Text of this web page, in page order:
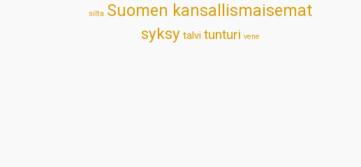
silta Suomen kansallismaisemat
syksy talvi tunturi vene